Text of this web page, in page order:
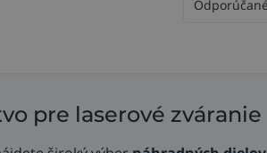
pre laserové zváranie